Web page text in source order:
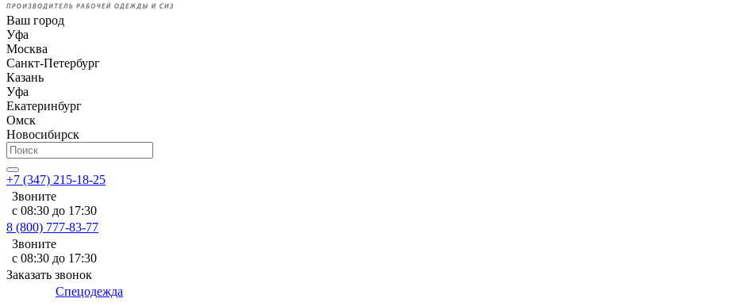
Ваш город
Уфа
Москва
Санкт-Петербург
Казань
Уфа
Екатеринбург
Омск
Новосибирск
+7 (347) 215-18-25
Звоните
с 08:30 до 17:30
8 (800) 777-83-77
Звоните
с 08:30 до 17:30
Заказать звонок
Спецодежда